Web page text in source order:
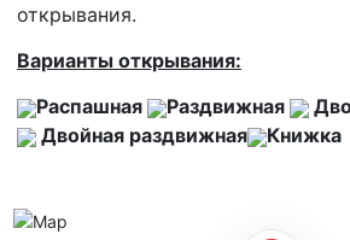
открывания.
Варианты открывания:
Распашная
Раздвижная
Двойная раздвижная
Книжка